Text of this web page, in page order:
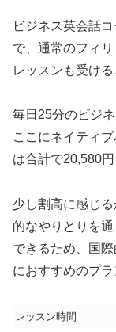
ビジネス英会話
で、通常のフィ
レッスンも受け
毎日25分のビジ
ここにネイティ
は合計で20,580
少し割高に感じ
的なやりとりを
できるため、国
におすすめのプラ
レッスン時間